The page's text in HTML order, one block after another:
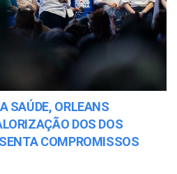
SAÚDE, ORLEANS
DOS DOS
COMPROMISSOS